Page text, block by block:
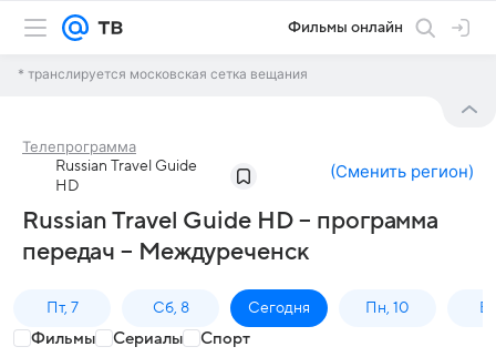
Фильмы онлайн
* транслируется московская сетка вещания
Телепрограмма
Russian Travel Guide
HD
(Сменить регион)
Russian Travel Guide HD – программа
передач – Междуреченск
Пт, 7 Сб, 8 Сегодня Пн, 10
Фильмы Сериалы Спорт